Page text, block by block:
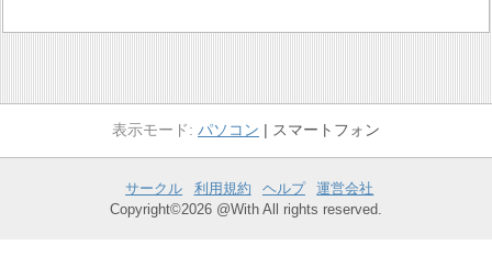
パソコン スマートフォン
サークル 利用規約 ヘルプ
運営会社
Copyright©2026 @With All rights reserved.